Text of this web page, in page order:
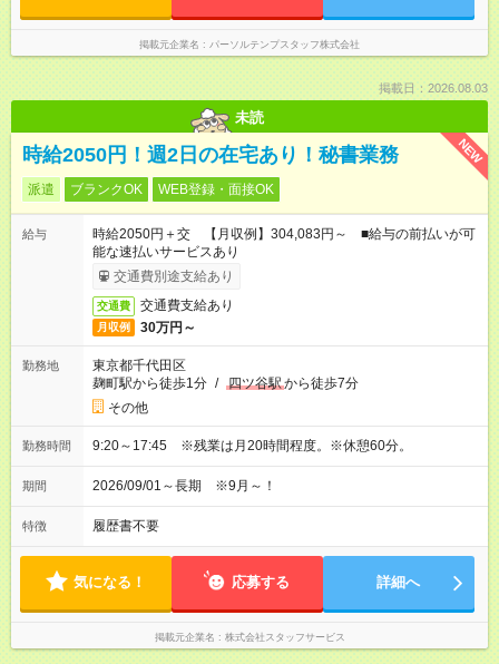
掲載元企業名 パーソルテンプスタッフ株式会社
掲載日：2026.08.03
未読
NEW
時給2050円！週2日の在宅あり！秘書業務
派遣 ブランクOK WEB登録・面接OK
給与
時給2050円＋交 【月収例】304,083円～ ■給与の前払いが可
能な速払いサービスあり
交通費別途支給あり
交通費 交通費支給あり
月収例 30万円～
勤務地
東京都千代田区
麹町駅から徒歩1分 / 四ツ谷駅から徒歩7分
その他
勤務時間 9:20～17:45 ※残業は月20時間程度。※休憩60分。
期間 2026/09/01～長期 ※9月～！
特徴 履歴書不要
気になる！ 応募する 詳細へ
掲載元企業名 株式会社スタッフサービス